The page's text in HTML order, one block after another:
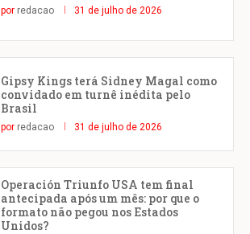
por redacao 31 de julho de 2026
Gipsy Kings terá Sidney Magal como
convidado em turnê inédita pelo
Brasil
por redacao 31 de julho de 2026
Operación Triunfo USA tem final
antecipada após um mês: por que o
formato não pegou nos Estados
Unidos?